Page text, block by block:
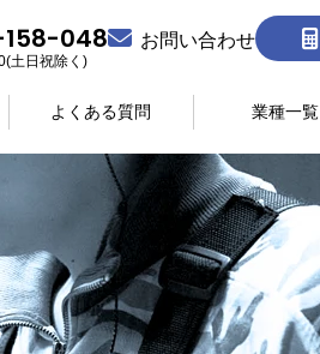
158-048
土日祝除く)
お問い合わせ
よくある質問 業種一覧